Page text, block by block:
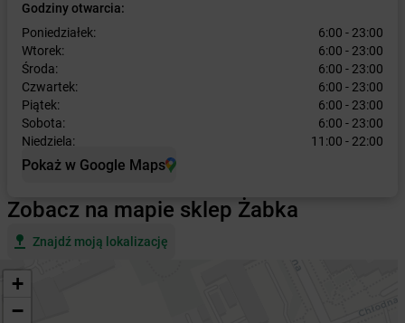
Godziny otwarcia:
Poniedziałek:
6:00 - 23:00
Wtorek:
6:00 - 23:00
Środa:
6:00 - 23:00
Czwartek:
6:00 - 23:00
Piątek:
6:00 - 23:00
Sobota:
6:00 - 23:00
Niedziela:
11:00 - 22:00
Pokaż w Google Maps
Zobacz na mapie sklep Żabka
Znajdź moją lokalizację
+
−